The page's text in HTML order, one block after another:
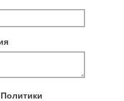
Политики